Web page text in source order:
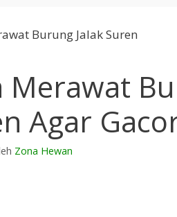
Merawat
Agar
Zona Hewan